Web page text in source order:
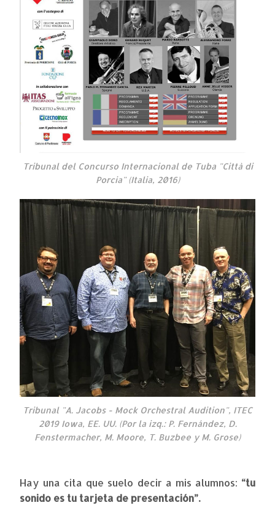
Tribunal del Concurso Internacional de Tuba "Città di
Porcia" (Italia, 2016)
Tribunal "A. Jacobs - Mock Orchestral Audition", ITEC
2019 Iowa, EE. UU. (Por la izq.: P. Fernández, D.
Fenstermacher, M. Moore, T. Buzbee y M. Grose)
Hay una cita que suelo decir a mis alumnos: “tu
sonido es tu tarjeta de presentación”.